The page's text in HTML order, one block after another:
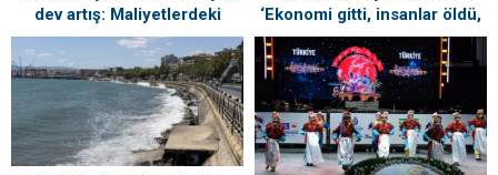
dev artış: Maliyetlerdeki
yükseliş sofrayı da vuracak
‘Ekonomi gitti, insanlar öldü,
kefenleyip gömecek adam
lazım’